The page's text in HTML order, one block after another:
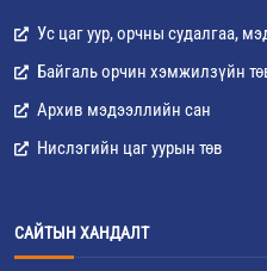
Ус цаг уур, орчны судалгаа,
Байгаль орчин хэмжилзүйн
Архив мэдээллийн сан
Нислэгийн цаг уурын төв
САЙТЫН ХАНДАЛТ